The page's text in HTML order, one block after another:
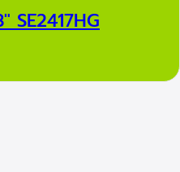
SE2417HG